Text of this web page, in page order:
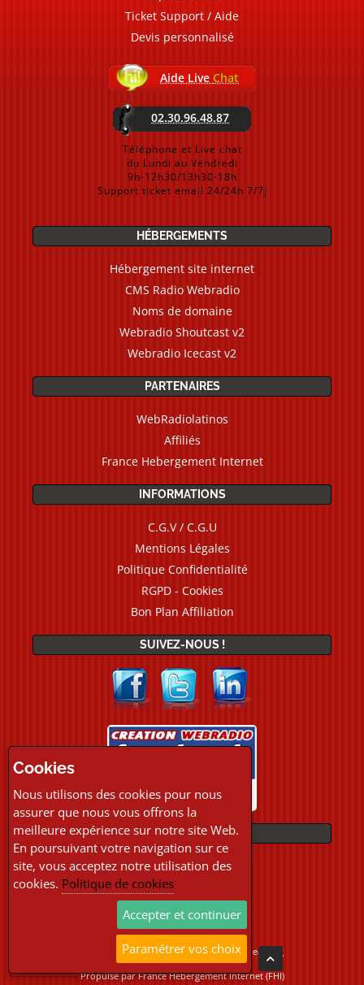
Ticket Support / Aide
Devis personnalisé
Aide Live Chat
02.30.96.48.87
Téléphone et Live chat
du Lundi au Vendredi
9h-12h30/13h30-18h
Support ticket email 24/24h 7/7j
HÉBERGEMENTS
Hébergement site internet
CMS Radio Webradio
Noms de domaine
Webradio Shoutcast v2
Webradio Icecast v2
PARTENAIRES
WebRadiolatinos
Affiliés
France Hebergement Internet
INFORMATIONS
C.G.V / C.G.U
Mentions Légales
Politique Confidentialité
RGPD - Cookies
Bon Plan Affiliation
SUIVEZ-NOUS !
PAIEMENTS
Copyright © 2026 Location Webradio Streaming
Tous droits réservés
Propulsé parFrance Hebergement Internet (FHI)
Cookies
Nous utilisons des cookies pour nous
assurer que nous vous offrons la
meilleure expérience sur notre site Web.
En poursuivant votre navigation sur ce
site, vous acceptez notre utilisation des
cookies. Politique de cookies
Accepter et continuer
Paramétrer vos choix